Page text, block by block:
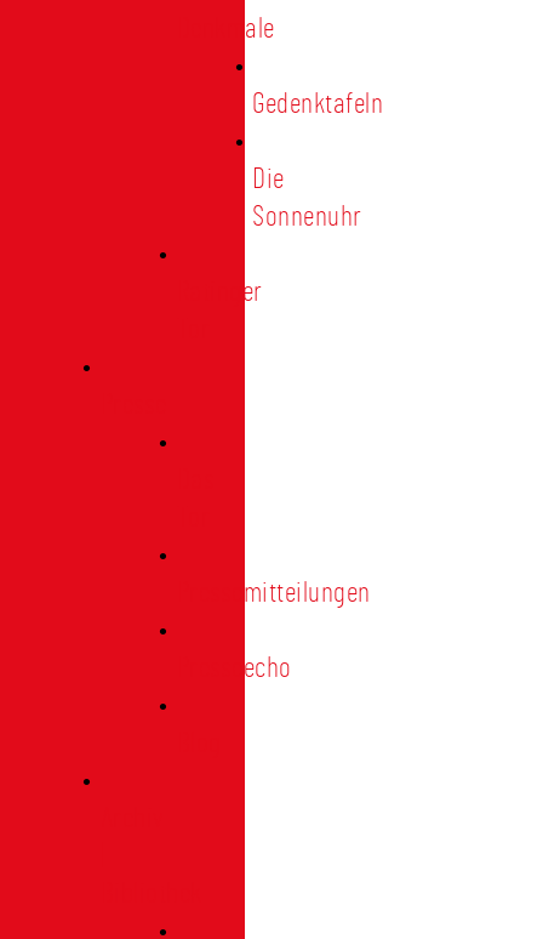
Denkmale
Gedenktafeln
Die
Sonnenuhr
Ratinger
Pressemitteilungen
Presseecho